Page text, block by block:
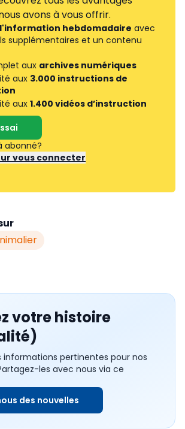
avons à vous offrir.
hebdomadaire avec
supplémentaires et un contenu
aux archives numériques
aux 3.000 instructions de
aux 1.400 vidéos d’instruction
abonné?
vous connecter
votre histoire
informations pertinentes pour nos
les avec nous via ce
des nouvelles